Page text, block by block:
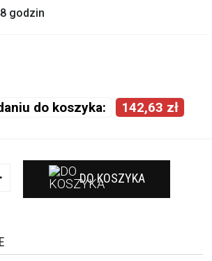
godzin
do koszyka: 142,63 zł
DO KOSZYKA